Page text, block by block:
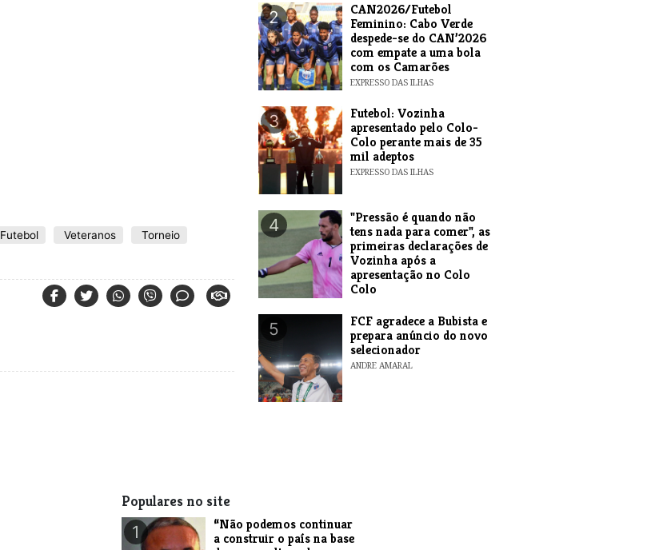
Futebol Veteranos
Torneio
2
CAN2026/Futebol
Feminino: Cabo Verde
despede-se do CAN’2026
com empate a uma bola
com os Camarões
EXPRESSO DAS ILHAS
3
Futebol: Vozinha
apresentado pelo Colo-
Colo perante mais de 35
mil adeptos
EXPRESSO DAS ILHAS
4
"Pressão é quando não
tens nada para comer", as
primeiras declarações de
Vozinha após a
apresentação no Colo
Colo
5
FCF agradece a Bubista e
prepara anúncio do novo
selecionador
ANDRE AMARAL
Populares no site
1
“Não podemos continuar
a construir o país na base